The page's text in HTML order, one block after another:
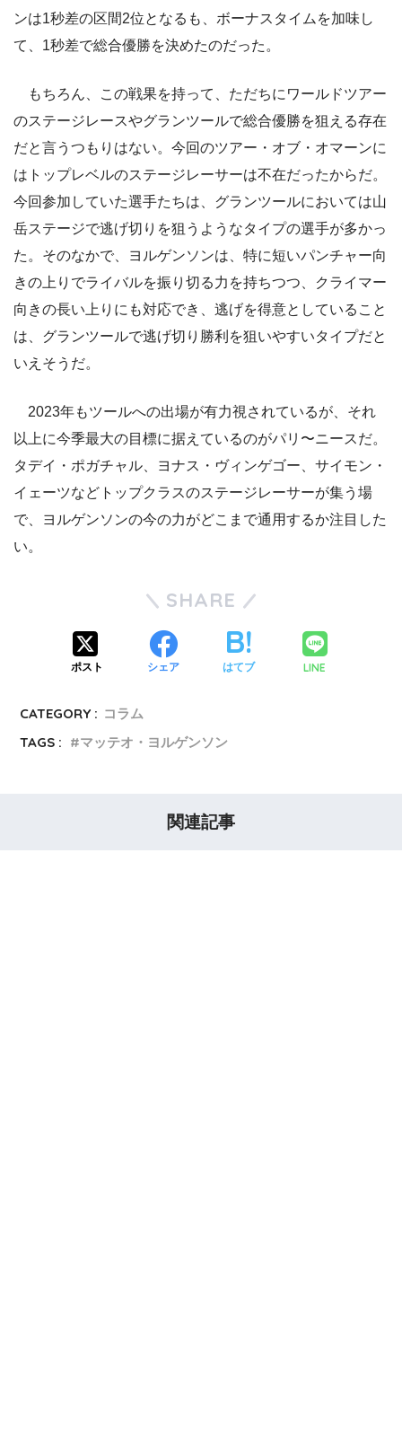
ンは1秒差の区間2位となるも、ボーナスタイムを加味し
て、1秒差で総合優勝を決めたのだった。
もちろん、この戦果を持って、ただちにワールドツアー
のステージレースやグランツールで総合優勝を狙える存在
だと言うつもりはない。今回のツアー・オブ・オマーンに
はトップレベルのステージレーサーは不在だったからだ。
今回参加していた選手たちは、グランツールにおいては山
岳ステージで逃げ切りを狙うようなタイプの選手が多かっ
た。そのなかで、ヨルゲンソンは、特に短いパンチャー向
きの上りでライバルを振り切る力を持ちつつ、クライマー
向きの長い上りにも対応でき、逃げを得意としていること
は、グランツールで逃げ切り勝利を狙いやすいタイプだと
いえそうだ。
2023年もツールへの出場が有力視されているが、それ
以上に今季最大の目標に据えているのがパリ〜ニースだ。
タデイ・ポガチャル、ヨナス・ヴィンゲゴー、サイモン・
イェーツなどトップクラスのステージレーサーが集う場
で、ヨルゲンソンの今の力がどこまで通用するか注目した
い。
SHARE
ポスト シェア はてブ LINE
CATEGORY : コラム
TAGS :
マッテオ・ヨルゲンソン
関連記事